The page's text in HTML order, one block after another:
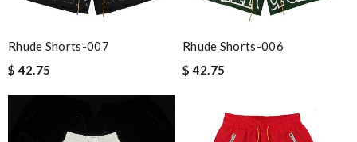
Rhude Shorts-007
$ 42.75
Rhude Shorts-006
$ 42.75